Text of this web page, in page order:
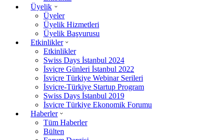
Üyelik
Üyeler
Üyelik Hizmetleri
Üyelik Başvurusu
Etkinlikler
Etkinlikler
Swiss Days İstanbul 2024
İsviçre Günleri İstanbul 2022
İsviçre Türkiye Webinar Serileri
İsviçre-Türkiye Startup Program
Swiss Days İstanbul 2019
İsviçre Türkiye Ekonomik Forumu
Haberler
Tüm Haberler
Bülten